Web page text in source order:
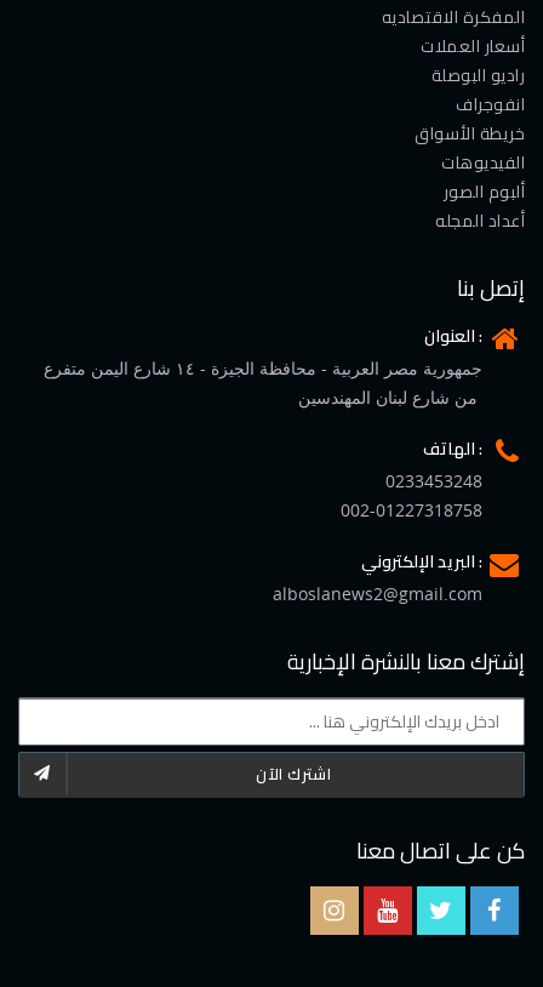
المفكرة الاقتصاديه
أسعار العملات
راديو البوصلة
انفوجراف
خريطة الأسواق
الفيديوهات
ألبوم الصور
أعداد المجله
إتصل بنا
العنوان :
جمهورية مصر العربية - محافظة الجيزة - ١٤ شارع اليمن متفرع
الهاتف :
0233453248
002-01227318758
البريد الإلكتروني :
alboslanews2@gmail.com
إشترك معنا بالنشرة الإخبارية
اشترك الآن
كن على اتصال معنا